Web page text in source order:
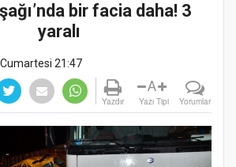
bir facia daha! 3
yaralı
21:47
Yazdır
A
Yazı Tipi Yorumlar